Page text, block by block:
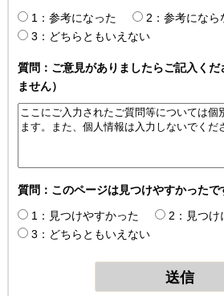
1：参考になった
2：参考になら
3：どちらともいえない
質問：ご意見がありましたらご記入く
ません）
質問：このページは見つけやすかったで
1：見つけやすかった
2：見つけ
3：どちらともいえない